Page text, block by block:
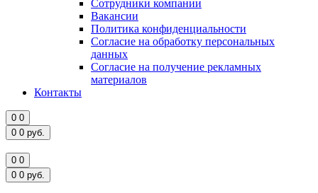
Сотрудники компании
Вакансии
Политика конфиденциальности
Согласие на обработку персональных
данных
Согласие на получение рекламных
материалов
Контакты
0 0
0 0 руб.
0 0
0 0 руб.